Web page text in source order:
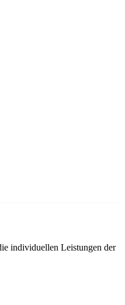
individuellen Leistungen der